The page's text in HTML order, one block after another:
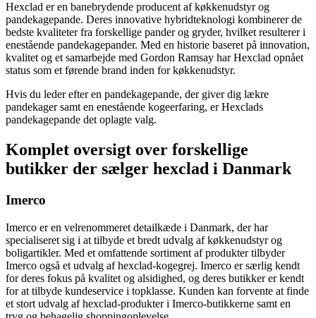
Hexclad er en banebrydende producent af køkkenudstyr og
pandekagepande. Deres innovative hybridteknologi kombinerer de
bedste kvaliteter fra forskellige pander og gryder, hvilket resulterer i
enestående pandekagepander. Med en historie baseret på innovation,
kvalitet og et samarbejde med Gordon Ramsay har Hexclad opnået
status som et førende brand inden for køkkenudstyr.
Hvis du leder efter en pandekagepande, der giver dig lækre
pandekager samt en enestående kogeerfaring, er Hexclads
pandekagepande det oplagte valg.
Komplet oversigt over forskellige
butikker der sælger hexclad i Danmark
Imerco
Imerco er en velrenommeret detailkæde i Danmark, der har
specialiseret sig i at tilbyde et bredt udvalg af køkkenudstyr og
boligartikler. Med et omfattende sortiment af produkter tilbyder
Imerco også et udvalg af hexclad-kogegrej. Imerco er særlig kendt
for deres fokus på kvalitet og alsidighed, og deres butikker er kendt
for at tilbyde kundeservice i topklasse. Kunden kan forvente at finde
et stort udvalg af hexclad-produkter i Imerco-butikkerne samt en